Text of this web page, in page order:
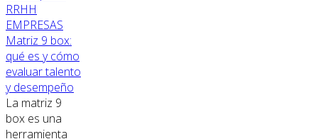
RRHH
EMPRESAS
Matriz 9 box:
qué es y cómo
evaluar talento
y desempeño
La matriz 9
box es una
herramienta